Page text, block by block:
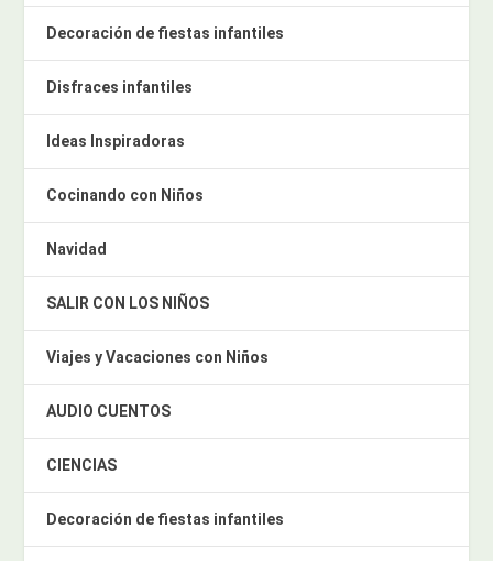
Decoración de fiestas infantiles
Disfraces infantiles
Ideas Inspiradoras
Cocinando con Niños
Navidad
SALIR CON LOS NIÑOS
Viajes y Vacaciones con Niños
AUDIO CUENTOS
CIENCIAS
Decoración de fiestas infantiles